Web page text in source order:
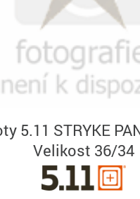
5.11 STRYKE
Velikost 36/34